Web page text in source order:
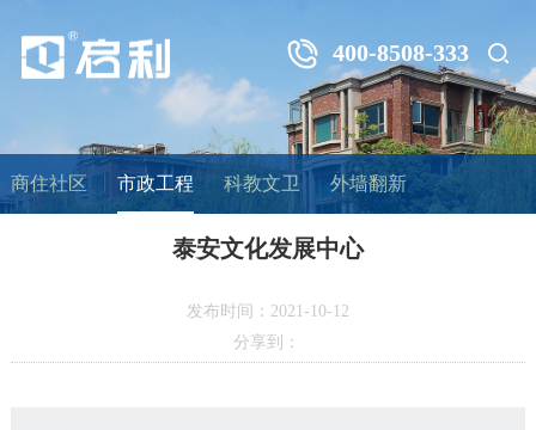
400-8508-333
商住社区 市政工程 科教文卫 外墙翻新
泰安文化发展中心
发布时间：2021-10-12
分享到：